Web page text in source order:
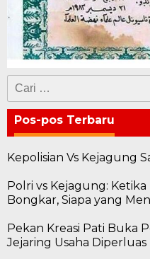
Cari
untuk:
Pos-pos Terbaru
Kepolisian Vs Kejagung
Polri vs Kejagung:
Bongkar, Siapa yang
Pekan Kreasi Pati Buka
Jejaring Usaha Diperluas